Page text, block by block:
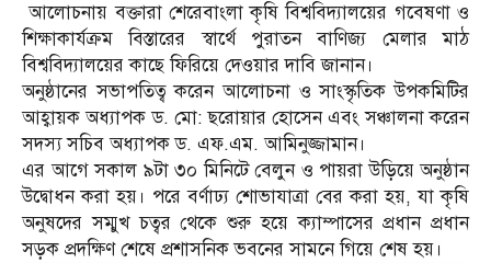
আলোচনায় বক্তারা শেরেবাংলা কৃষি বিশ্ববিদ্যালয়ের গবেষণা ও
শিক্ষাকার্যক্রম বিস্তারের স্বার্থে পুরাতন বাণিজ্য মেলার মাঠ
বিশ্ববিদ্যালয়ের কাছে ফিরিয়ে দেওয়ার দাবি জানান।
অনুষ্ঠানের সভাপতিত্ব করেন আলোচনা ও সাংস্কৃতিক উপকমিটির
আহ্বায়ক অধ্যাপক ড. মো: ছরোয়ার হোসেন এবং সঞ্চালনা করেন
সদস্য সচিব অধ্যাপক ড. এফ.এম. আমিনুজ্জামান।
এর আগে সকাল ৯টা ৩০ মিনিটে বেলুন ও পায়রা উড়িয়ে অনুষ্ঠান
উদ্বোধন করা হয়। পরে বর্ণাঢ্য শোভাযাত্রা বের করা হয়, যা কৃষি
অনুষদের সম্মুখ চত্বর থেকে শুরু হয়ে ক্যাম্পাসের প্রধান প্রধান
সড়ক প্রদক্ষিণ শেষে প্রশাসনিক ভবনের সামনে গিয়ে শেষ হয়।